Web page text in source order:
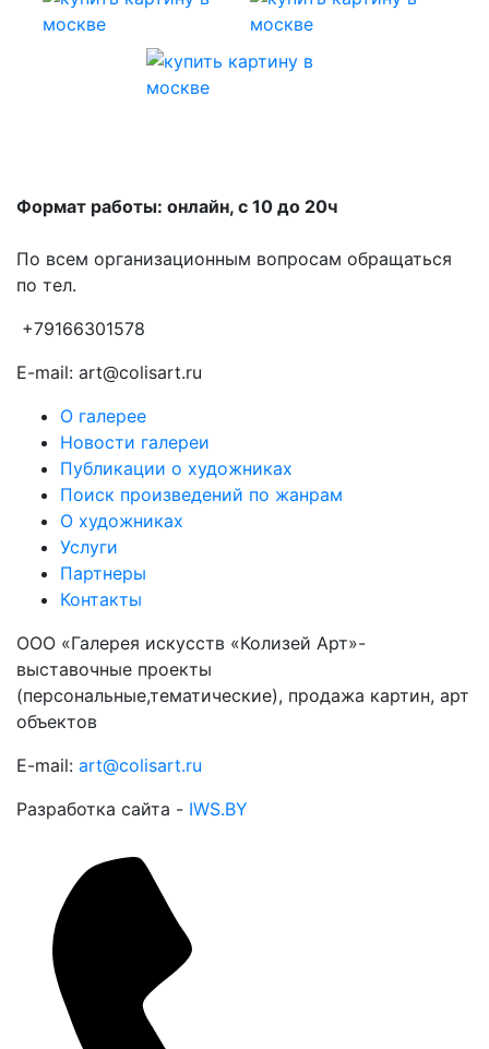
Формат работы: онлайн, с 10 до 20ч
По всем организационным вопросам обращаться
по тел.
+79166301578
E-mail: art@colisart.ru
О галерее
Новости галереи
Публикации о художниках
Поиск произведений по жанрам
О художниках
Услуги
Партнеры
Контакты
ООО «Галерея искусств «Колизей Арт»-
выставочные проекты
(персональные,тематические), продажа картин, арт
объектов
E-mail: art@colisart.ru
Разработка сайта - IWS.BY